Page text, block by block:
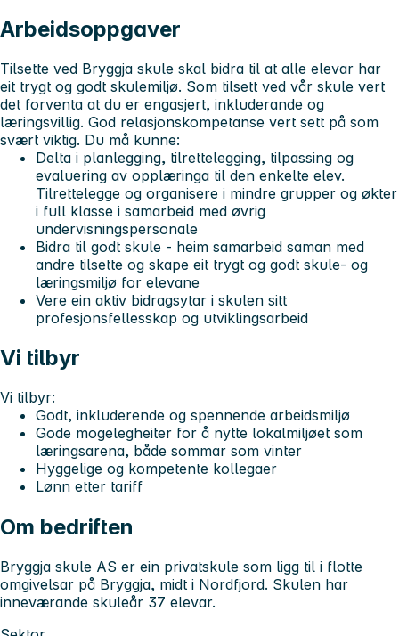
Arbeidsoppgaver
Tilsette ved Bryggja skule skal bidra til at alle elevar har
eit trygt og godt skulemiljø. Som tilsett ved vår skule vert
det forventa at du er engasjert, inkluderande og
læringsvillig. God relasjonskompetanse vert sett på som
svært viktig. Du må kunne:
Delta i planlegging, tilrettelegging, tilpassing og
evaluering av opplæringa til den enkelte elev.
Tilrettelegge og organisere i mindre grupper og økter
i full klasse i samarbeid med øvrig
undervisningspersonale
Bidra til godt skule - heim samarbeid saman med
andre tilsette og skape eit trygt og godt skule- og
læringsmiljø for elevane
Vere ein aktiv bidragsytar i skulen sitt
profesjonsfellesskap og utviklingsarbeid
Vi tilbyr
Vi tilbyr:
Godt, inkluderende og spennende arbeidsmiljø
Gode mogelegheiter for å nytte lokalmiljøet som
læringsarena, både sommar som vinter
Hyggelige og kompetente kollegaer
Lønn etter tariff
Om bedriften
Bryggja skule AS er ein privatskule som ligg til i flotte
omgivelsar på Bryggja, midt i Nordfjord. Skulen har
inneværande skuleår 37 elevar.